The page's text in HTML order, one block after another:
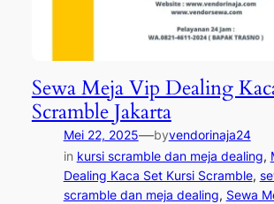
Sewa Meja Vip Dealing
Scramble Jakarta
Mei 22, 2025—byvendorinaja24
in kursi scramble dan meja dealing,
Dealing Kaca Set Kursi Scramble,
scramble dan meja dealing, Sewa